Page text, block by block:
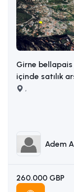
Girne bellapais
içinde satılık
İLETİŞİM: ADEM AKIN
,
Adem
260.000 GBP